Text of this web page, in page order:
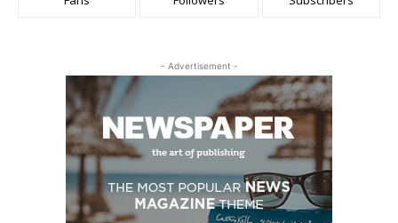
- Advertisement -